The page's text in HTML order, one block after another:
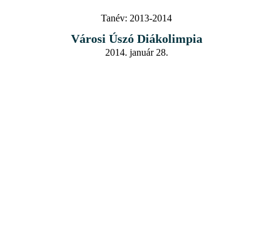
Tanév: 2013-2014
Városi Úszó Diákolimpia
2014. január 28.